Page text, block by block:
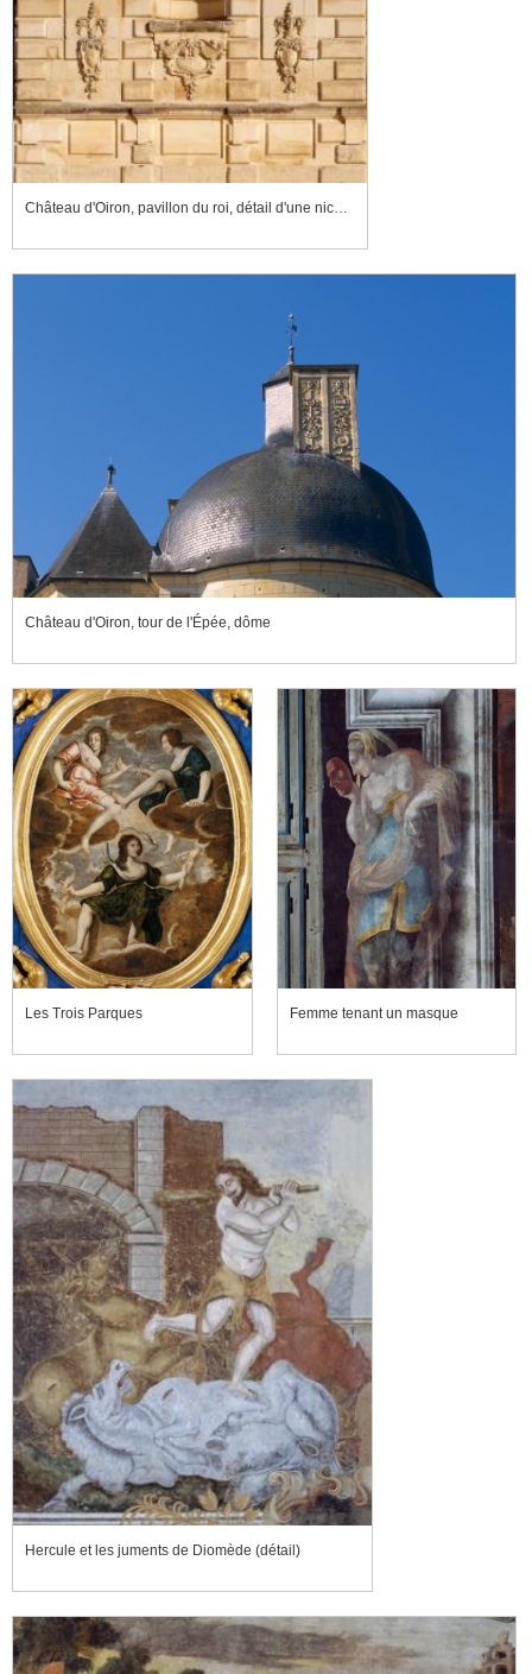
Château d'Oiron, pavillon du roi, détail d'une niche de la façade sud-est
Château d'Oiron, tour de l'Épée, dôme
Les Trois Parques Femme tenant un masque
Hercule et les juments de Diomède (détail)